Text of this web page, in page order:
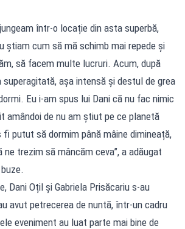
într-o locație din asta superbă,
știam cum să mă schimb mai repede și
să facem multe lucruri. Acum, după
așa intensă și destul de grea
Eu i-am spus lui Dani că nu fac nimic
amândoi de nu am știut pe ce planetă
fi putut să dormim până mâine dimineață,
trezim să mâncăm ceva”, a adăugat
Dani Oțil și Gabriela Prisăcariu s-au
avut petrecerea de nuntă, într-un cadru
eveniment au luat parte mai bine de